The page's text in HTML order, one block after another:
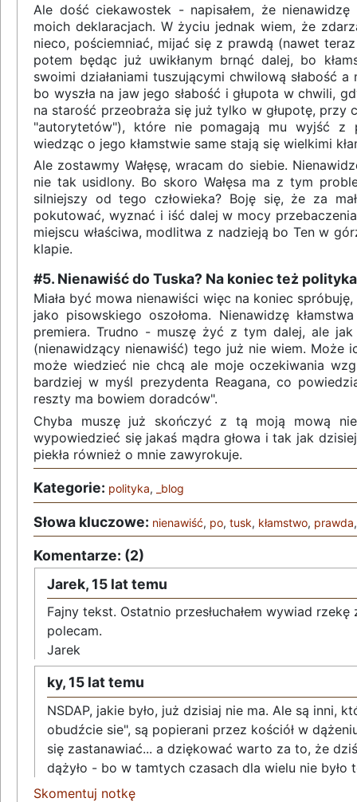
Ale dość ciekawostek - napisałem, że
moich deklaracjach. W życiu jednak wiem, że
nieco, pościemniać, mijać się z prawdą (nawet
potem będąc już uwikłanym brnąć dalej, bo
swoimi działaniami tuszującymi chwilową słabość
bo wyszła na jaw jego słabość i głupota w chwili,
na starość przeobraża się już tylko w głupotę, przy
"autorytetów"), które nie pomagają mu wyjść z
wiedząc o jego kłamstwie same stają się wielkimi
Ale zostawmy Wałęsę, wracam do siebie.
nie tak usidlony. Bo skoro Wałęsa ma z tym
silniejszy od tego człowieka? Boję się, że za
pokutować, wyznać i iść dalej w mocy
miejscu właściwa, modlitwa z nadzieją bo Ten w
klapie.
#5. Nienawiść do Tuska? Na koniec też
Miała być mowa nienawiści więc na koniec
jako pisowskiego oszołoma. Nienawidzę
premiera. Trudno - muszę żyć z tym dalej, ale
(nienawidzący nienawiść) tego już nie wiem. Może
może wiedzieć nie chcą ale moje oczekiwania
bardziej w myśl prezydenta Reagana, co
reszty ma bowiem doradców".
Chyba muszę już skończyć z tą moją mową
wypowiedzieć się jakaś mądra głowa i tak jak
piekła również o mnie zawyrokuje.
Kategorie: polityka, _blog
Słowa kluczowe: nienawiść, po, tusk, kłamstwo, prawda
Komentarze: (2)
Jarek,15 lat temu
Fajny tekst. Ostatnio przesłuchałem wywiad
polecam.
Jarek
ky,15 lat temu
NSDAP, jakie było, już dzisiaj nie ma. Ale są inni,
obudźcie sie", są popierani przez kościół w
się zastanawiać... a dziękować warto za to, że
dążyło - bo w tamtych czasach dla wielu nie było
Skomentuj notkę